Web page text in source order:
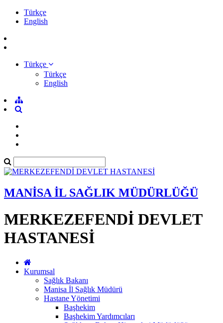
Türkçe
English
Türkçe
Türkçe
English
MANİSA İL SAĞLIK MÜDÜRLÜĞÜ
MERKEZEFENDİ DEVLET
HASTANESİ
Kurumsal
Sağlık Bakanı
Manisa İl Sağlık Müdürü
Hastane Yönetimi
Başhekim
Başhekim Yardımcıları